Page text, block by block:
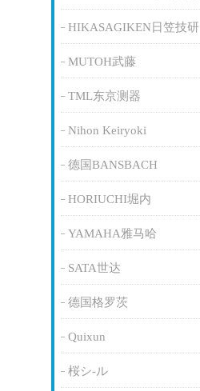
HIKASAGIKEN日笠技研
MUTOH武藤
TML东京测器
Nihon Keiryoki
德国BANSBACH
HORIUCHI堀内
YAMAHA雅马哈
SATA世达
德国格罗茨
Quixun
桜シ-ル